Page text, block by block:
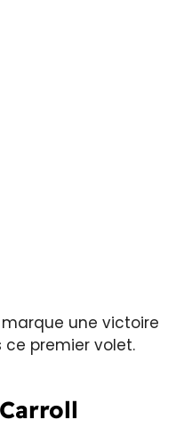
marque une victoire
premier volet.